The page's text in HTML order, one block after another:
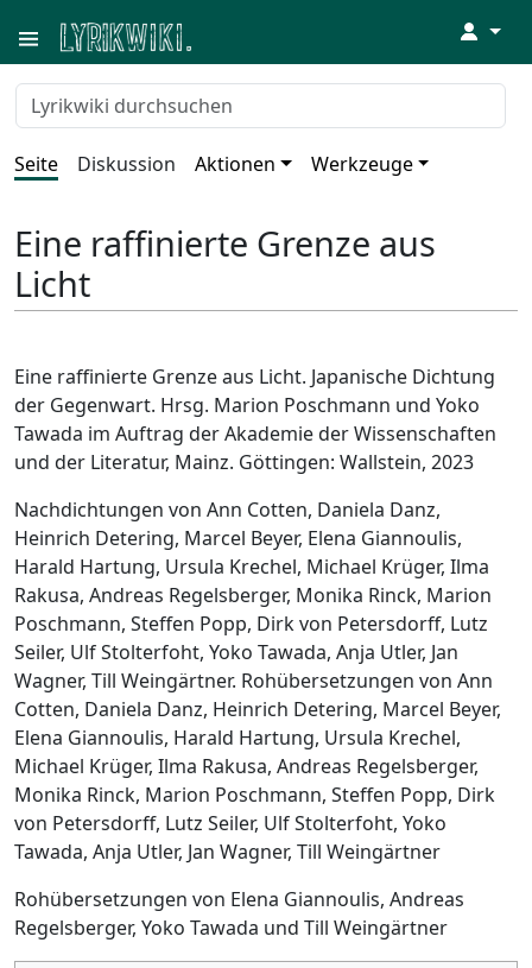
↓
Seite Diskussion Aktionen Werkzeuge
Eine raffinierte Grenze aus
Licht
Eine raffinierte Grenze aus Licht. Japanische Dichtung
der Gegenwart. Hrsg. Marion Poschmann und Yoko
Tawada im Auftrag der Akademie der Wissenschaften
und der Literatur, Mainz. Göttingen: Wallstein, 2023
Nachdichtungen von Ann Cotten, Daniela Danz,
Heinrich Detering, Marcel Beyer, Elena Giannoulis,
Harald Hartung, Ursula Krechel, Michael Krüger, Ilma
Rakusa, Andreas Regelsberger, Monika Rinck, Marion
Poschmann, Steffen Popp, Dirk von Petersdorff, Lutz
Seiler, Ulf Stolterfoht, Yoko Tawada, Anja Utler, Jan
Wagner, Till Weingärtner. Rohübersetzungen von Ann
Cotten, Daniela Danz, Heinrich Detering, Marcel Beyer,
Elena Giannoulis, Harald Hartung, Ursula Krechel,
Michael Krüger, Ilma Rakusa, Andreas Regelsberger,
Monika Rinck, Marion Poschmann, Steffen Popp, Dirk
von Petersdorff, Lutz Seiler, Ulf Stolterfoht, Yoko
Tawada, Anja Utler, Jan Wagner, Till Weingärtner
Rohübersetzungen von Elena Giannoulis, Andreas
Regelsberger, Yoko Tawada und Till Weingärtner